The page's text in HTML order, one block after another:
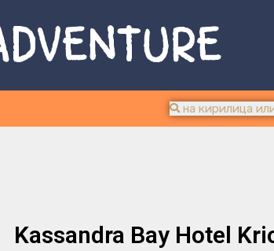
Kassandra Bay Hotel